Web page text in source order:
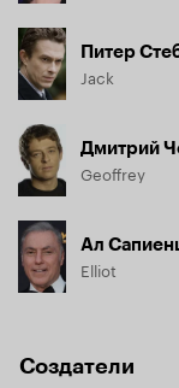
Питер
Jack
Дмитрий
Geoffrey
Ал
Elliot
Создатели